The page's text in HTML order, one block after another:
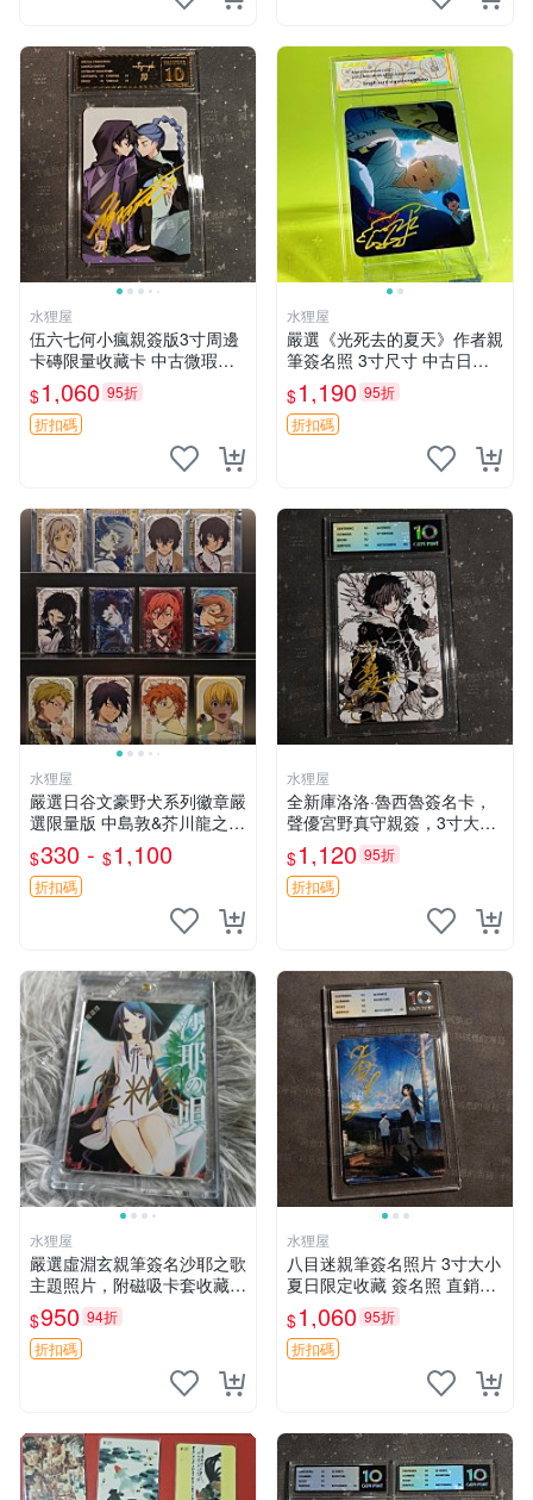
水狸屋
伍六七何小瘋親簽版3寸周邊
卡磚限量收藏卡 中古微瑕收
藏 默認隨機發貨 卡片周邊
$1,060 95折
折扣碼
水狸屋
嚴選《光死去的夏天》作者親
筆簽名照 3寸尺寸 中古日版
默認初瑕 夏日文青 紀念珍藏
文學插畫 辦公桌擺設
$1,190 95折
折扣碼
水狸屋
嚴選日谷文豪野犬系列徽章嚴
選限量版 中島敦&芥川龍之介
&太宰治&中原中也&國木田獨
步&江戶川亂步&谷崎潤一郎&
宮澤賢治官方正品 標芥川中
$330 - $1,100
折扣碼
水狸屋
全新庫洛洛·魯西魯簽名卡，
聲優宮野真守親簽，3寸大尺
寸，日本原裝卡磚，中古微瑕
推薦收藏。 庫洛洛·魯西魯 簽
名卡 宮野真守 板磚
$1,120 95折
折扣碼
水狸屋
嚴選虛淵玄親筆簽名沙耶之歌
主題照片，附磁吸卡套收藏推
薦 沙耶之歌 磁吸照片 親筆簽
名
$950 94折
折扣碼
水狸屋
八目迷親筆簽名照片 3寸大小
夏日限定收藏 簽名照 直銷限
量周邊 周邊 照片 罕見收藏
$1,060 95折
折扣碼